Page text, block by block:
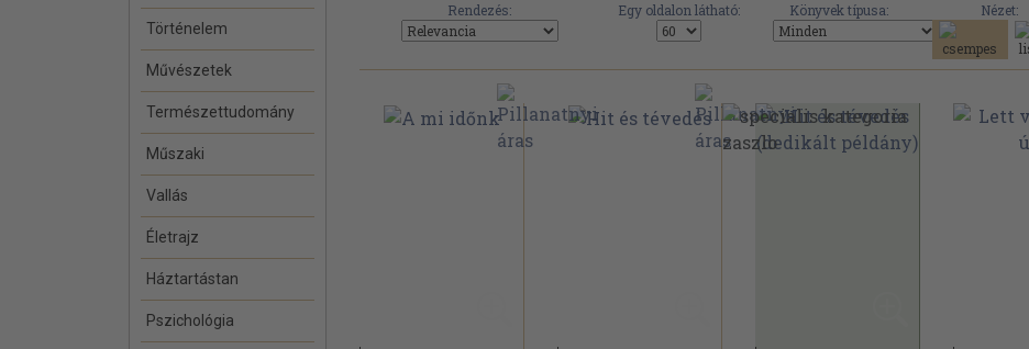
Történelem
Művészetek
Természettudomány
Műszaki
Vallás
Életrajz
Háztartástan
Pszichológia
Rendezés:
Egy oldalon látható: Könyvek típusa:
Nézet: